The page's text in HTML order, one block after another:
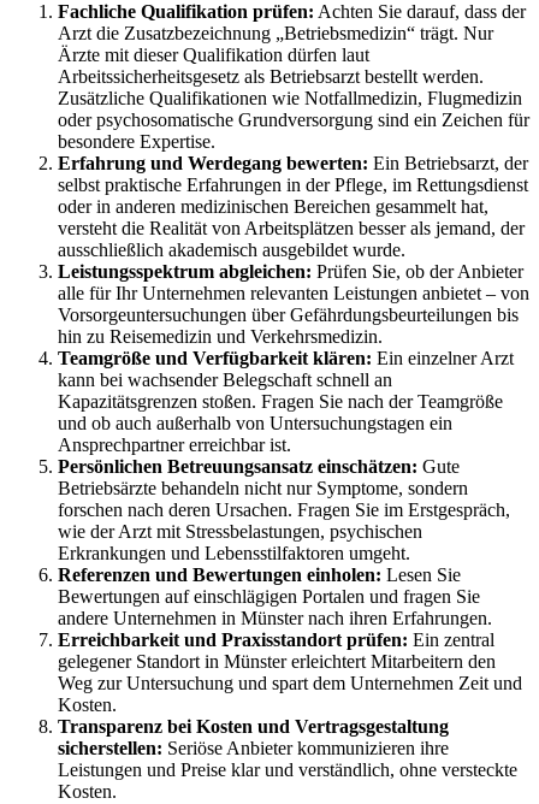
Fachliche Qualifikation prüfen: Achten Sie darauf, dass der
Arzt die Zusatzbezeichnung „Betriebsmedizin“ trägt. Nur
Ärzte mit dieser Qualifikation dürfen laut
Arbeitssicherheitsgesetz als Betriebsarzt bestellt werden.
Zusätzliche Qualifikationen wie Notfallmedizin, Flugmedizin
oder psychosomatische Grundversorgung sind ein Zeichen für
besondere Expertise.
Erfahrung und Werdegang bewerten: Ein Betriebsarzt, der
selbst praktische Erfahrungen in der Pflege, im Rettungsdienst
oder in anderen medizinischen Bereichen gesammelt hat,
versteht die Realität von Arbeitsplätzen besser als jemand, der
ausschließlich akademisch ausgebildet wurde.
Leistungsspektrum abgleichen: Prüfen Sie, ob der Anbieter
alle für Ihr Unternehmen relevanten Leistungen anbietet – von
Vorsorgeuntersuchungen über Gefährdungsbeurteilungen bis
hin zu Reisemedizin und Verkehrsmedizin.
Teamgröße und Verfügbarkeit klären: Ein einzelner Arzt
kann bei wachsender Belegschaft schnell an
Kapazitätsgrenzen stoßen. Fragen Sie nach der Teamgröße
und ob auch außerhalb von Untersuchungstagen ein
Ansprechpartner erreichbar ist.
Persönlichen Betreuungsansatz einschätzen: Gute
Betriebsärzte behandeln nicht nur Symptome, sondern
forschen nach deren Ursachen. Fragen Sie im Erstgespräch,
wie der Arzt mit Stressbelastungen, psychischen
Erkrankungen und Lebensstilfaktoren umgeht.
Referenzen und Bewertungen einholen: Lesen Sie
Bewertungen auf einschlägigen Portalen und fragen Sie
andere Unternehmen in Münster nach ihren Erfahrungen.
Erreichbarkeit und Praxisstandort prüfen: Ein zentral
gelegener Standort in Münster erleichtert Mitarbeitern den
Weg zur Untersuchung und spart dem Unternehmen Zeit und
Kosten.
Transparenz bei Kosten und Vertragsgestaltung
sicherstellen: Seriöse Anbieter kommunizieren ihre
Leistungen und Preise klar und verständlich, ohne versteckte
Kosten.